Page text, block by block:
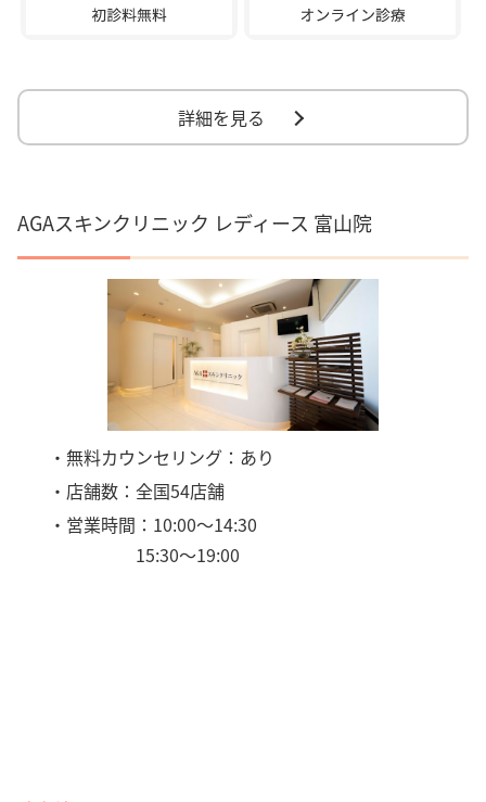
詳細を見る
AGAスキンクリニック レディース 富山院
・無料カウンセリング：あり
・店舗数：全国54店舗
・営業時間：10:00〜14:30
15:30〜19:00